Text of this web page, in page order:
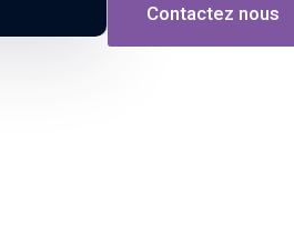
Contactez nous